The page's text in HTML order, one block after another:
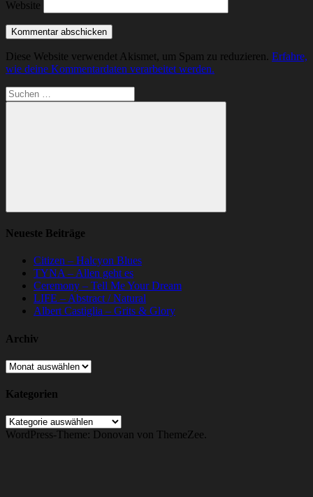
Website
Diese Website verwendet Akismet, um Spam zu reduzieren. Erfahre,
wie deine Kommentardaten verarbeitet werden.
Suchen
nach:
Suchen
Neueste Beiträge
Citizen – Halcyon Blues
TYNA – Allen geht es
Ceremony – Tell Me Your Dream
LIFE – Abstract / Natural
Albert Castiglia – Grits & Glory
Archiv
Archiv
Kategorien
Kategorien
WordPress-Theme: Donovan von ThemeZee.